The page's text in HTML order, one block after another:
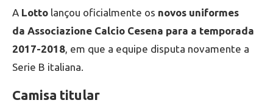
A Lotto lançou oficialmente os novos uniformes
da Associazione Calcio Cesena para a temporada
2017-2018 , em que a equipe disputa novamente a
Serie B italiana.
Camisa titular